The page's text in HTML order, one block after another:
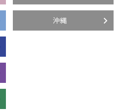
沖縄